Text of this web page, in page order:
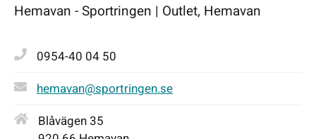
Hemavan - Sportringen | Outlet, Hemavan
0954-40 04 50
hemavan@sportringen.se
Blåvägen 35